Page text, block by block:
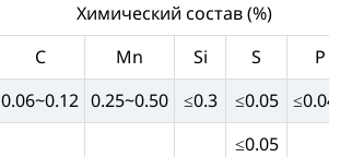
Химический состав (%)
C
Mn Si S
P
0.06~0.12 0.25~0.50 ≤0.3 ≤0.05
≤0.05